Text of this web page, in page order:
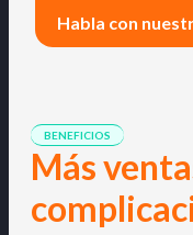
Habla con
BENEFICIOS
Más